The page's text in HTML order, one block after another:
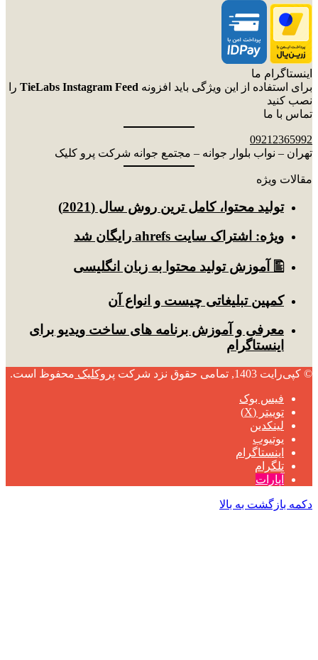
اینستاگرام ما
برای استفاده از این ویژگی باید افزونه TieLabs Instagram Feed را
نصب کنید
تماس با ما
09212365992
تهران – نواب بلوار جوانه – مجتمع جوانه شرکت پرو کلیک
مقالات ویژه
توليد محتوا، کامل ترین روش سال (2021)
ویژه: اشتراک سایت ahrefs رایگان شد
🖺 آموزش تولید محتوا به زبان انگلیسی
کمپین تبلیغاتی چیست و انواع آن
معرفی و آموزش برنامه های ساخت ویدیو برای
اینستاگرام
© کپی‌رایت 1403, تمامی حقوق نزد شرکت پروکلیک محفوظ است.
فیس بوک
توییتر (X)
لینکدین
یوتیوب
اینستاگرام
تلگرام
آپارات
دکمه بازگشت به بالا